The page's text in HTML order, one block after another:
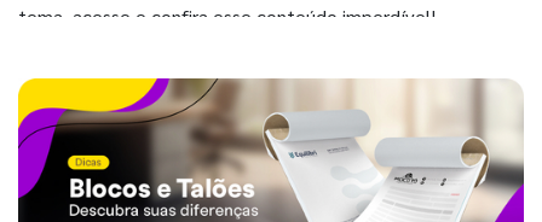
tema, acesse e confira esse conteúdo imperdível!